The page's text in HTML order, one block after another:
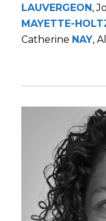
LAUVERGEON,
MAYETTE-
Catherine NAY,